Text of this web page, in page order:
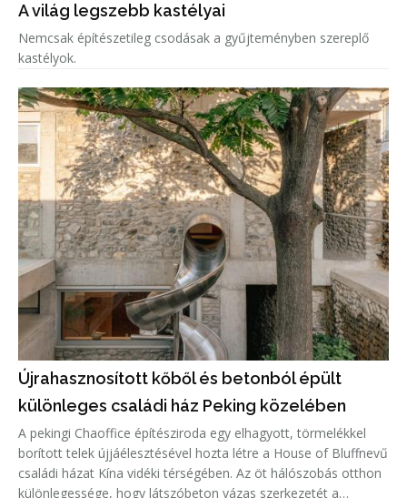
A világ legszebb kastélyai
Nemcsak építészetileg csodásak a gyűjteményben szereplő
kastélyok.
Újrahasznosított kőből és betonból épült
különleges családi ház Peking közelében
A pekingi Chaoffice építésziroda egy elhagyott, törmelékkel
borított telek újjáélesztésével hozta létre a House of Bluffnevű
családi házat Kína vidéki térségében. Az öt hálószobás otthon
különlegessége, hogy látszóbeton vázas szerkezetét a